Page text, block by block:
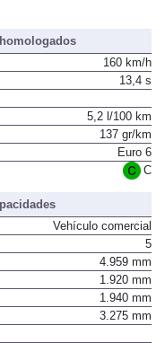
160 km/h
13,4 s
5,2 l/100 km
137 gr/km
Euro 6
C
Vehículo comercial
5
4.959 mm
1.920 mm
1.940 mm
3.275 mm